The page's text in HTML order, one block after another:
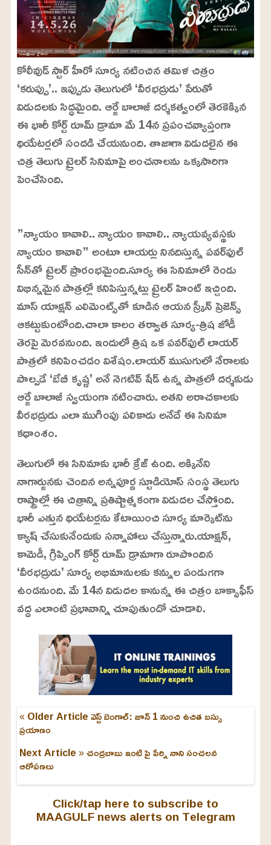
కోలీవుడ్ స్టార్ హీరో సూర్య నటించిన తమిళ చిత్రం
‘కరుప్పు’.. ఇప్పుడు తెలుగులో ‘వీరభద్రుడు’ పేరుతో
విడుదలకు సిద్ధమైంది. ఆర్జే బాలాజీ దర్శకత్వంలో తెరకెక్కిన
ఈ భారీ కోర్ట్ రూమ్ డ్రామా మే 14న ప్రపంచవ్యాప్తంగా
థియేటర్లలో సందడి చేయనుంది. తాజాగా విడుదలైన ఈ
చిత్ర తెలుగు ట్రైలర్ సినిమాపై అంచనాలను ఒక్కసారిగా
పెంచేసింది.
n
u
t
e
a
d
d
:
2
.
9
9
%
”న్యాయం కావాలి.. న్యాయం కావాలి.. న్యాయవ్యవస్థకు
న్యాయం కావాలి” అంటూ లాయర్లు నినదిస్తున్న పవర్‌ఫుల్
సీన్‌తో ట్రైలర్ ప్రారంభమైంది.సూర్య ఈ సినిమాలో రెండు
విభిన్నమైన పాత్రల్లో కనిపిస్తున్నట్లు ట్రైలర్ హింట్ ఇచ్చింది.
మాస్ యాక్షన్ ఎలిమెంట్స్‌తో కూడిన ఆయన స్క్రీన్ ప్రెజెన్స్
ఆకట్టుకుంటోంది.చాలా కాలం తర్వాత సూర్య-త్రిష జోడీ
తెరపై మెరవనుంది. ఇందులో త్రిష ఒక పవర్‌ఫుల్ లాయర్
పాత్రలో కనిపించడం విశేషం.లాయర్ ముసుగులో నేరాలకు
పాల్పడే ‘బేబీ కృష్ణ’ అనే నెగటివ్ షేడ్ ఉన్న పాత్రలో దర్శకుడు
ఆర్జే బాలాజీ స్వయంగా నటించారు. అతని అరాచకాలకు
వీరభద్రుడు ఎలా ముగింపు పలికాడు అనేదే ఈ సినిమా
కథాంశం.
తెలుగులో ఈ సినిమాకు భారీ క్రేజ్ ఉంది. అక్కినేని
నాగార్జునకు చెందిన అన్నపూర్ణ స్టూడియోస్ సంస్థ తెలుగు
రాష్ట్రాల్లో ఈ చిత్రాన్ని ప్రతిష్టాత్మకంగా విడుదల చేస్తోంది.
భారీ ఎత్తున థియేటర్లను కేటాయించి సూర్య మార్కెట్‌ను
క్యాష్ చేసుకునేందుకు సన్నాహాలు చేస్తున్నారు.యాక్షన్,
కామెడీ, గ్రిప్పింగ్ కోర్ట్ రూమ్ డ్రామాగా రూపొందిన
‘వీరభద్రుడు’ సూర్య అభిమానులకు కన్నుల పండుగగా
ఉండనుంది. మే 14న విడుదల కానున్న ఈ చిత్రం బాక్సాఫీస్
వద్ద ఎలాంటి ప్రభావాన్ని చూపుతుందో చూడాలి.
« Older Articleవెస్ట్ బెంగాల్: జూన్ 1 నుంచి ఉచిత బస్సు
ప్రయాణం
Next Article »చంద్రబాబు ఇంటి పై పేర్ని నాని సంచలన
ఆరోపణలు
Click/tap here to subscribe to
MAAGULF news alerts on Telegram